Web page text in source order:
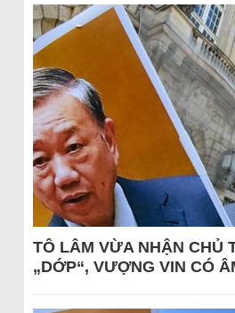
TÔ LÂM VỪA NHẬN CHỦ
„DỚP“, VƯỢNG VIN CÓ